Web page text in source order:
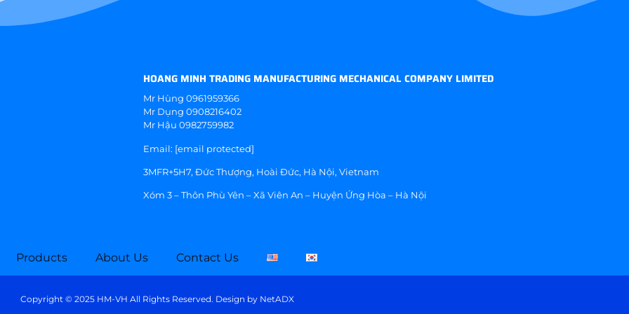
HOANG MINH TRADING MANUFACTURING MECHANICAL COMPANY LIMITED
Mr Hùng 0961959366
Mr Dụng 0908216402
Mr Hậu 0982759982
Email: [email protected]
3MFR+5H7, Đức Thượng, Hoài Đức, Hà Nội, Vietnam
Xóm 3 – Thôn Phù Yên – Xã Viên An – Huyện Ứng Hòa – Hà Nội
Products About Us Contact Us
Copyright © 2025 HM-VH All Rights Reserved. Design by NetADX